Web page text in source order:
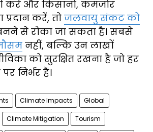
करें और किसानों, कमजोर
प्रदान करें, तो जलवायु संकट को
से रोका जा सकता है। सबसे
नहीं, बल्कि उन लाखों
को सुरक्षित रखना है जो हर
निर्भर हैं।
Climate Impacts Global
Climate Mitigation Tourism